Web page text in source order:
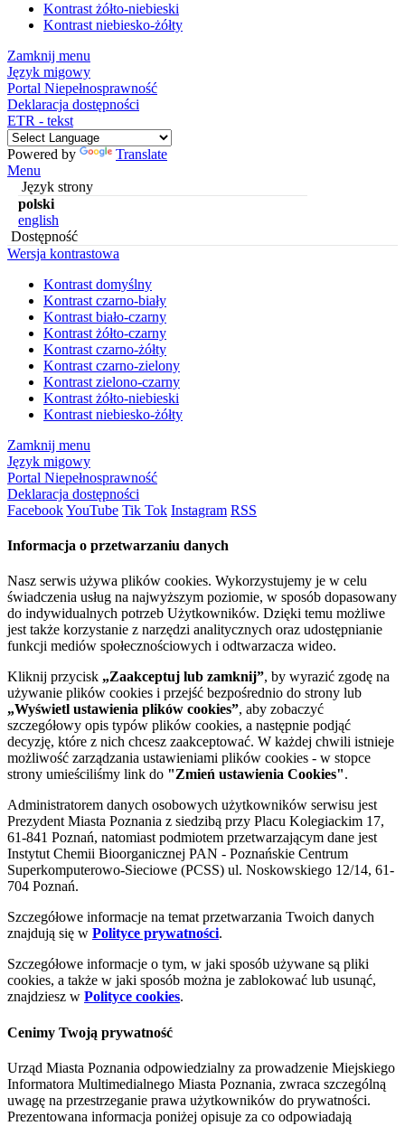
Kontrast żółto-niebieski
Kontrast niebiesko-żółty
Zamknij menu
Język migowy
Portal Niepełnosprawność
Deklaracja dostępności
ETR - tekst
Powered by
Translate
Menu
Język strony
polski
english
Dostępność
Wersja kontrastowa
Kontrast domyślny
Kontrast czarno-biały
Kontrast biało-czarny
Kontrast żółto-czarny
Kontrast czarno-żółty
Kontrast czarno-zielony
Kontrast zielono-czarny
Kontrast żółto-niebieski
Kontrast niebiesko-żółty
Zamknij menu
Język migowy
Portal Niepełnosprawność
Deklaracja dostępności
FacebookYouTube Tik Tok Instagram RSS
Informacja o przetwarzaniu danych
Nasz serwis używa plików cookies. Wykorzystujemy je w celu
świadczenia usług na najwyższym poziomie, w sposób dopasowany
do indywidualnych potrzeb Użytkowników. Dzięki temu możliwe
jest także korzystanie z narzędzi analitycznych oraz udostępnianie
funkcji mediów społecznościowych i odtwarzacza wideo.
Kliknij przycisk „Zaakceptuj lub zamknij”, by wyrazić zgodę na
używanie plików cookies i przejść bezpośrednio do strony lub
„Wyświetl ustawienia plików cookies”, aby zobaczyć
szczegółowy opis typów plików cookies, a następnie podjąć
decyzję, które z nich chcesz zaakceptować. W każdej chwili istnieje
możliwość zarządzania ustawieniami plików cookies - w stopce
strony umieściliśmy link do "Zmień ustawienia Cookies".
Administratorem danych osobowych użytkowników serwisu jest
Prezydent Miasta Poznania z siedzibą przy Placu Kolegiackim 17,
61-841 Poznań, natomiast podmiotem przetwarzającym dane jest
Instytut Chemii Bioorganicznej PAN - Poznańskie Centrum
Superkomputerowo-Sieciowe (PCSS) ul. Noskowskiego 12/14, 61-
704 Poznań.
Szczegółowe informacje na temat przetwarzania Twoich danych
znajdują się w Polityce prywatności.
Szczegółowe informacje o tym, w jaki sposób używane są pliki
cookies, a także w jaki sposób można je zablokować lub usunąć,
znajdziesz w Polityce cookies.
Cenimy Twoją prywatność
Urząd Miasta Poznania odpowiedzialny za prowadzenie Miejskiego
Informatora Multimedialnego Miasta Poznania, zwraca szczególną
uwagę na przestrzeganie prawa użytkowników do prywatności.
Prezentowana informacja poniżej opisuje za co odpowiadają